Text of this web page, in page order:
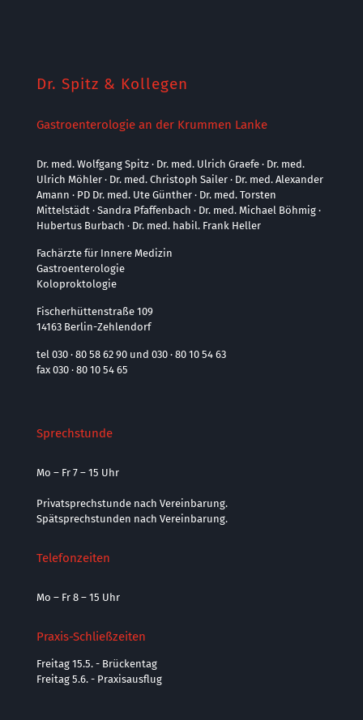
Dr. Spitz & Kollegen
Gastroenterologie an der Krummen Lanke
Dr. med. Wolfgang Spitz · Dr. med. Ulrich Graefe · Dr. med.
Ulrich Möhler · Dr. med. Christoph Sailer · Dr. med. Alexander
Amann · PD Dr. med. Ute Günther · Dr. med. Torsten
Mittelstädt · Sandra Pfaffenbach · Dr. med. Michael Böhmig ·
Hubertus Burbach · Dr. med. habil. Frank Heller
Fachärzte für Innere Medizin
Gastroenterologie
Koloproktologie
Fischerhüttenstraße 109
14163 Berlin-Zehlendorf
tel 030 · 80 58 62 90 und 030 · 80 10 54 63
fax 030 · 80 10 54 65
Sprechstunde
Mo – Fr 7 – 15 Uhr
Privatsprechstunde nach Vereinbarung.
Spätsprechstunden nach Vereinbarung.
Telefonzeiten
Mo – Fr 8 – 15 Uhr
Praxis-Schließzeiten
Freitag 15.5. - Brückentag
Freitag 5.6. - Praxisausflug